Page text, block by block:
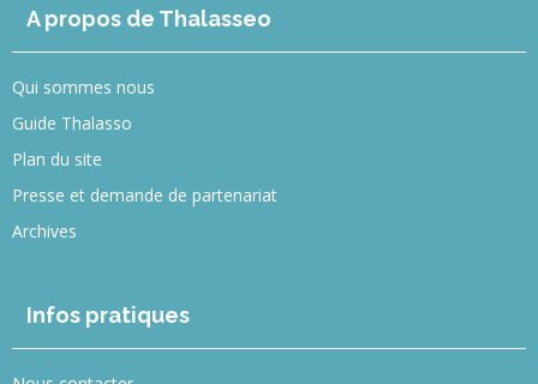
A propos de Thalasseo
Qui sommes nous
Guide Thalasso
Plan du site
Presse et demande de partenariat
Archives
Infos pratiques